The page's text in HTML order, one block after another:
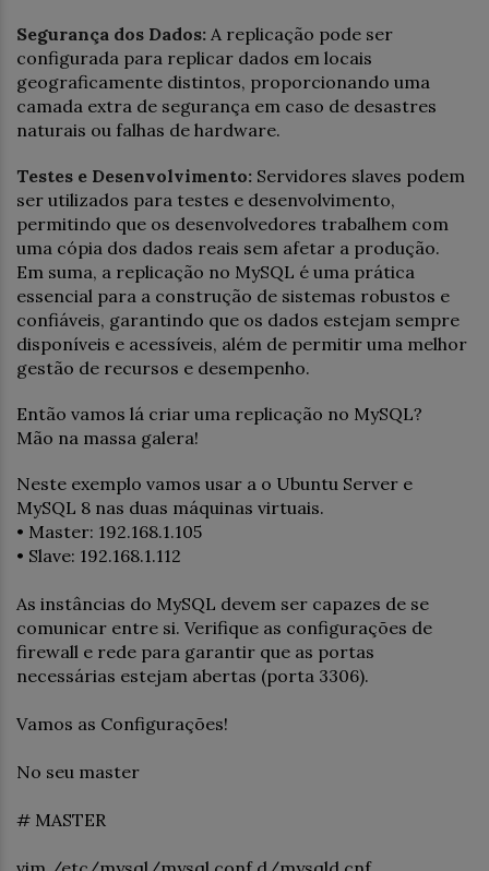
Segurança dos Dados: A replicação pode ser
configurada para replicar dados em locais
geograficamente distintos, proporcionando uma
camada extra de segurança em caso de desastres
naturais ou falhas de hardware.
Testes e Desenvolvimento: Servidores slaves podem
ser utilizados para testes e desenvolvimento,
permitindo que os desenvolvedores trabalhem com
uma cópia dos dados reais sem afetar a produção.
Em suma, a replicação no MySQL é uma prática
essencial para a construção de sistemas robustos e
confiáveis, garantindo que os dados estejam sempre
disponíveis e acessíveis, além de permitir uma melhor
gestão de recursos e desempenho.
Então vamos lá criar uma replicação no MySQL?
Mão na massa galera!
Neste exemplo vamos usar a o Ubuntu Server e
MySQL 8 nas duas máquinas virtuais.
• Master: 192.168.1.105
• Slave: 192.168.1.112
As instâncias do MySQL devem ser capazes de se
comunicar entre si. Verifique as configurações de
firewall e rede para garantir que as portas
necessárias estejam abertas (porta 3306).
Vamos as Configurações!
No seu master
# MASTER